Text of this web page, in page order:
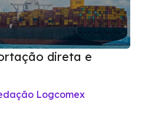
direta e
Logcomex